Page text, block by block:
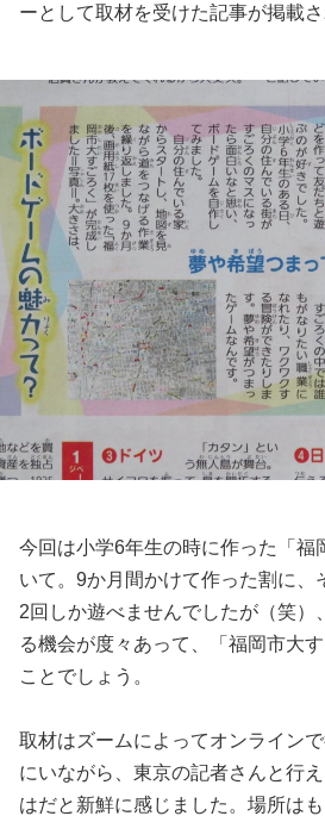
ーとして取材を受けた記事が掲載さ
今回は小学6年生の時に作った「福
いて。9か月間かけて作った割に、
2回しか遊べませんでしたが（笑）
る機会が度々あって、「福岡市大
ことでしょう。
取材はズームによってオンライン
にいながら、東京の記者さんと行
はだと新鮮に感じました。場所は